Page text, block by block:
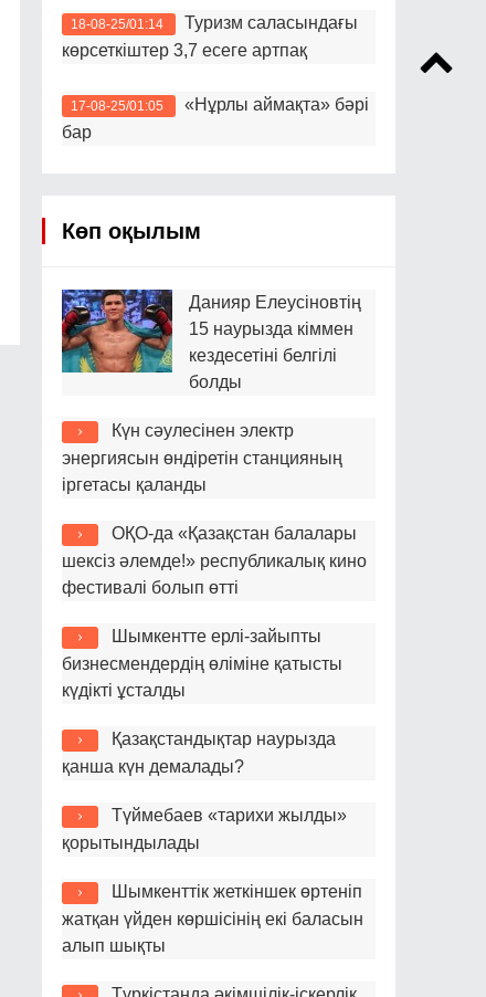
18-08-25/01:14
Туризм саласындағы
көрсеткіштер 3,7 есеге артпақ
17-08-25/01:05
«Нұрлы аймақта» бәрі
бар
Көп оқылым
Данияр Елеусіновтің
15 наурызда кіммен
кездесетіні белгілі
болды
Күн сәулесінен электр
энергиясын өндіретін станцияның
іргетасы қаланды
ОҚО-да «Қазақстан балалары
шексіз әлемде!» республикалық кино
фестивалі болып өтті
Шымкентте ерлі-зайыпты
бизнесмендердің өліміне қатысты
күдікті ұсталды
Қазақстандықтар наурызда
қанша күн демалады?
Түймебаев «тарихи жылды»
қорытындылады
Шымкенттік жеткіншек өртеніп
жатқан үйден көршісінің екі баласын
алып шықты